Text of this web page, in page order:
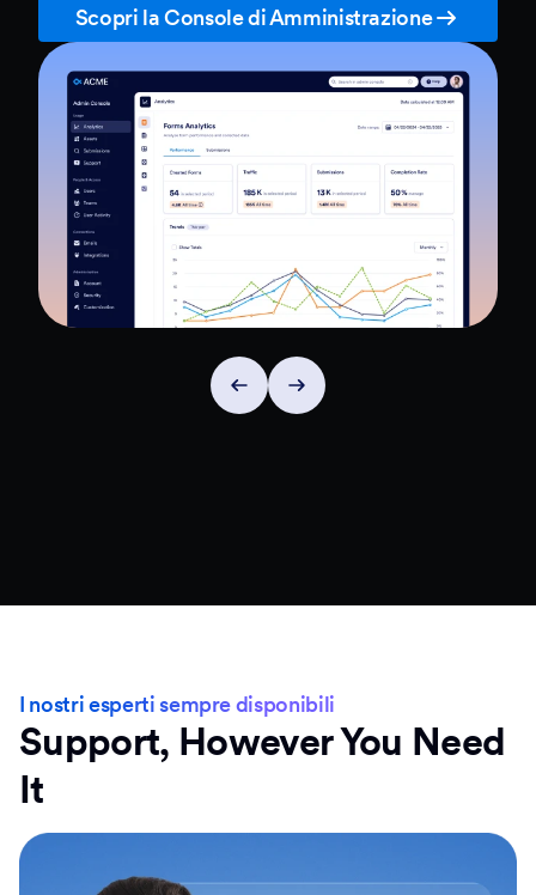
Scopri la Console di Amministrazione
I nostri esperti sempre disponibili
Support, However You Need
It